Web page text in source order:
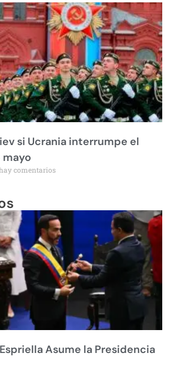
si Ucrania interrumpe el
comentarios
Asume la Presidencia